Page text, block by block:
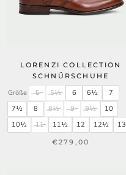
LORENZI COLLECTION
SCHNÜRSCHUHE
Größe 5 5½ 6 6½
7
7½
8 8½ 9 9½
10
10½
11 11½ 12 12½ 13
€279,00